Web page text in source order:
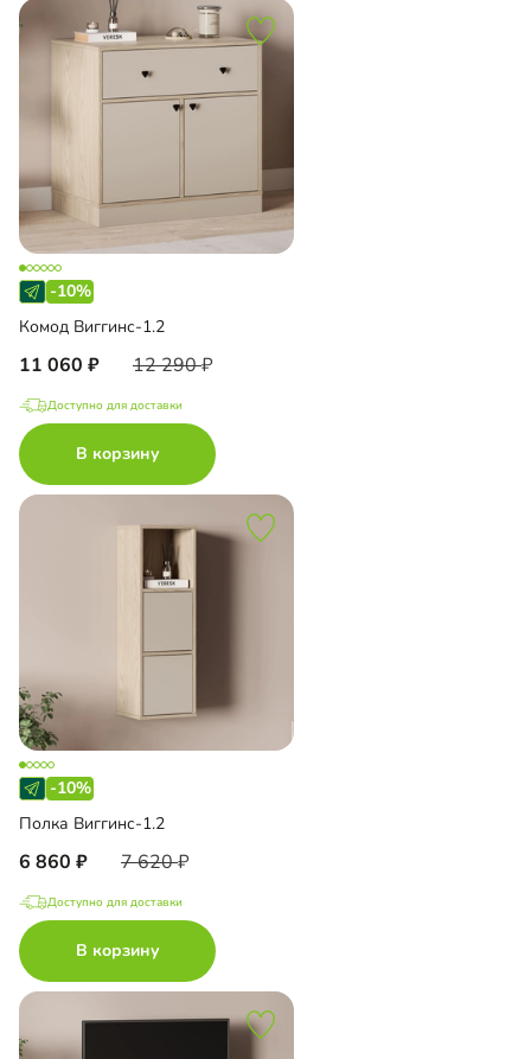
-10%
Комод Виггинс-1.2
11 060 12 290
Доступно для доставки
В корзину
-10%
Полка Виггинс-1.2
6 860 7 620
Доступно для доставки
В корзину